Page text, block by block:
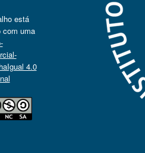
está
com uma
4.0